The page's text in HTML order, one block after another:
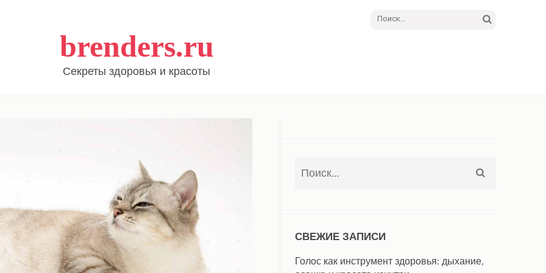
Найти:
brenders.ru
Секреты здоровья и красоты
СВЕЖИЕ ЗАПИСИ
Голос как инструмент здоровья: дыхание,